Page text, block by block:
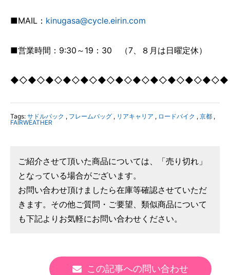
■MAIL： kinugasa@cycle.eirin.com
■営業時間：9:30～19：30 （7、８月は日曜定休）
◆◇◆◇◆◇◆◇◆◇◆◇◆◇◆◇◆◇◆◇◆◇◆◇◆
Tags: サドルバック , フレームバッグ , リアキャリア , ロードバイク , 京都 ,
FAIRWEATHER
ご紹介させて頂いた商品については、「売り切れ」
となっている場合がございます。
お問い合わせ頂けましたら在庫等確認させていただ
きます。その他ご質問・ご要望、類似商品について
も下記よりお気軽にお問い合わせください。
この記事への問い合わせ